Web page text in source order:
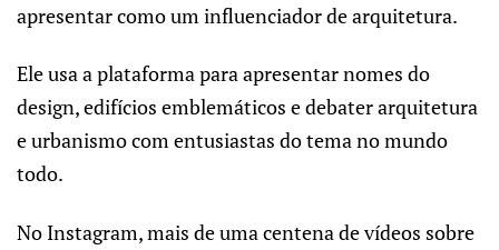
apresentar como um influenciador de arquitetura.
Ele usa a plataforma para apresentar nomes do
design, edifícios emblemáticos e debater arquitetura
e urbanismo com entusiastas do tema no mundo
todo.
No Instagram, mais de uma centena de vídeos sobre